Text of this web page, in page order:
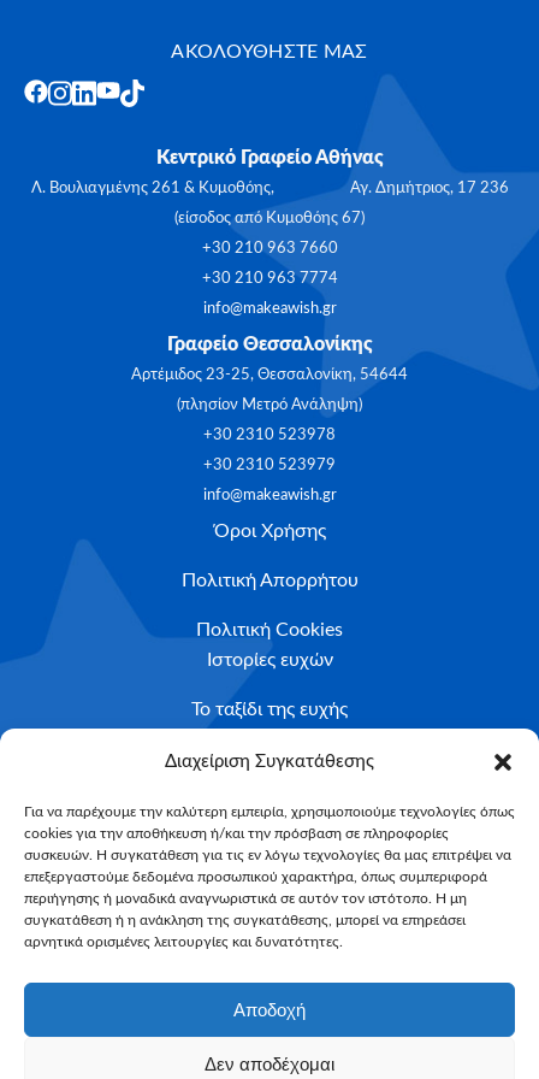
Διαχείριση Συγκατάθεσης
Για να παρέχουμε την καλύτερη εμπειρία, χρησιμοποιούμε τεχνολογίες όπως
cookies για την αποθήκευση ή/και την πρόσβαση σε πληροφορίες
συσκευών. Η συγκατάθεση για τις εν λόγω τεχνολογίες θα μας επιτρέψει να
επεξεργαστούμε δεδομένα προσωπικού χαρακτήρα, όπως συμπεριφορά
περιήγησης ή μοναδικά αναγνωριστικά σε αυτόν τον ιστότοπο. Η μη
συγκατάθεση ή η ανάκληση της συγκατάθεσης, μπορεί να επηρεάσει
αρνητικά ορισμένες λειτουργίες και δυνατότητες.
Αποδοχή
Δεν αποδέχομαι
ΑΚΟΛΟΥΘΗΣΤΕ ΜΑΣ
Κεντρικό Γραφείο Αθήνας
Λ. Βουλιαγμένης 261 & Κυμοθόης, Αγ. Δημήτριος, 17 236
(είσοδος από Κυμοθόης 67)
+30 210 963 7660
+30 210 963 7774
info@makeawish.gr
Γραφείο Θεσσαλονίκης
Αρτέμιδος 23-25, Θεσσαλονίκη, 54644
(πλησίον Μετρό Ανάληψη)
+30 2310 523978
+30 2310 523979
info@makeawish.gr
Όροι Χρήσης
Πολιτική Απορρήτου
Πολιτική Cookies
Ιστορίες ευχών
Το ταξίδι της ευχής
Κριτήρια Καταλληλότητας
Υποβολή Αιτήματος
NEWSLETTER
Email*